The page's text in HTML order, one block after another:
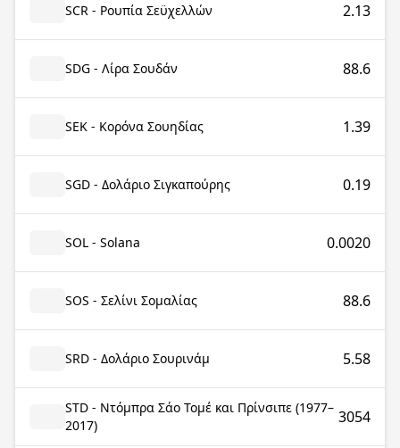
SCR - Ρουπία Σεϋχελλών 2.13
SDG - Λίρα Σουδάν 88.6
SEK - Κορόνα Σουηδίας 1.39
SGD - Δολάριο Σιγκαπούρης 0.19
SOL - Solana 0.0020
SOS - Σελίνι Σομαλίας 88.6
SRD - Δολάριο Σουρινάμ 5.58
STD - Ντόμπρα Σάο Τομέ και Πρίνσιπε (1977–
2017)
3054